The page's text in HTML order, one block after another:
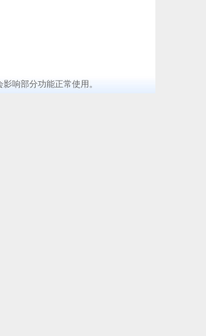
响部分功能正常使用。